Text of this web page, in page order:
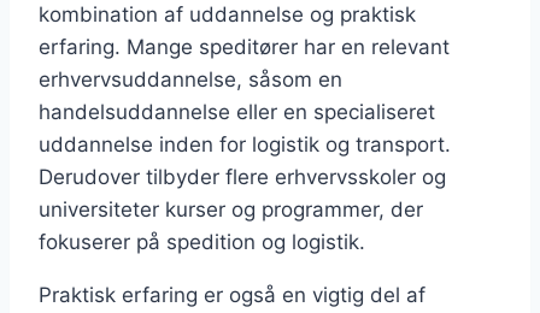
kombination af uddannelse og praktisk
erfaring. Mange speditører har en relevant
erhvervsuddannelse, såsom en
handelsuddannelse eller en specialiseret
uddannelse inden for logistik og transport.
Derudover tilbyder flere erhvervsskoler og
universiteter kurser og programmer, der
fokuserer på spedition og logistik.
Praktisk erfaring er også en vigtig del af